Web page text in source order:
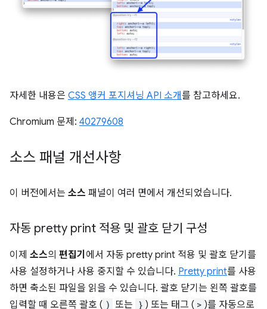
자세한 내용은 CSS 앵커 포지셔닝 API 소개를 참고하세요.
Chromium 문제: 40279608
소스 패널 개선사항
이 버전에서는 소스 패널이 여러 면에서 개선되었습니다.
자동 pretty print 적용 및 괄호 닫기 구성
이제 소스의 편집기 에서 자동 pretty print 적용 및 괄호 닫기를
사용 설정하거나 사용 중지할 수 있습니다. Pretty print를 사용
하면 축소된 파일을 읽을 수 있습니다. 괄호 닫기는 왼쪽 괄호를
입력할 때 오른쪽 괄호 ( ) 또는 } ) 또는 태그 ( > )를 자동으로